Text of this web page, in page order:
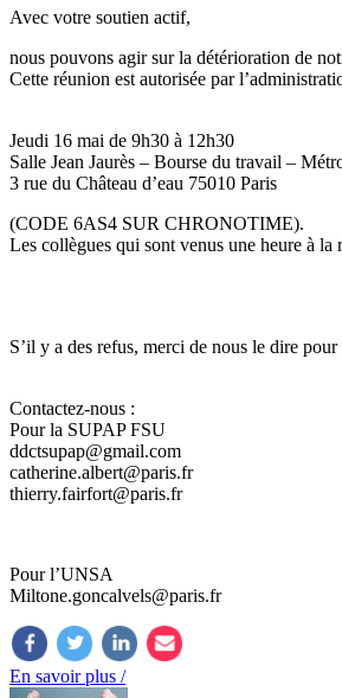
Avec votre soutien actif,
nous pouvons agir sur la détérioration de
Cette réunion est autorisée par
Jeudi 16 mai de 9h30 à 12h30
Salle Jean Jaurès – Bourse du travail –
3 rue du Château d’eau 75010 Paris
(CODE 6AS4 SUR CHRONOTIME).
Les collègues qui sont venus une heure à
S’il y a des refus, merci de nous le dire
Contactez-nous :
Pour la SUPAP FSU
ddctsupap@gmail.com
catherine.albert@paris.fr
thierry.fairfort@paris.fr
Pour l’UNSA
Miltone.goncalvels@paris.fr
En savoir plus /